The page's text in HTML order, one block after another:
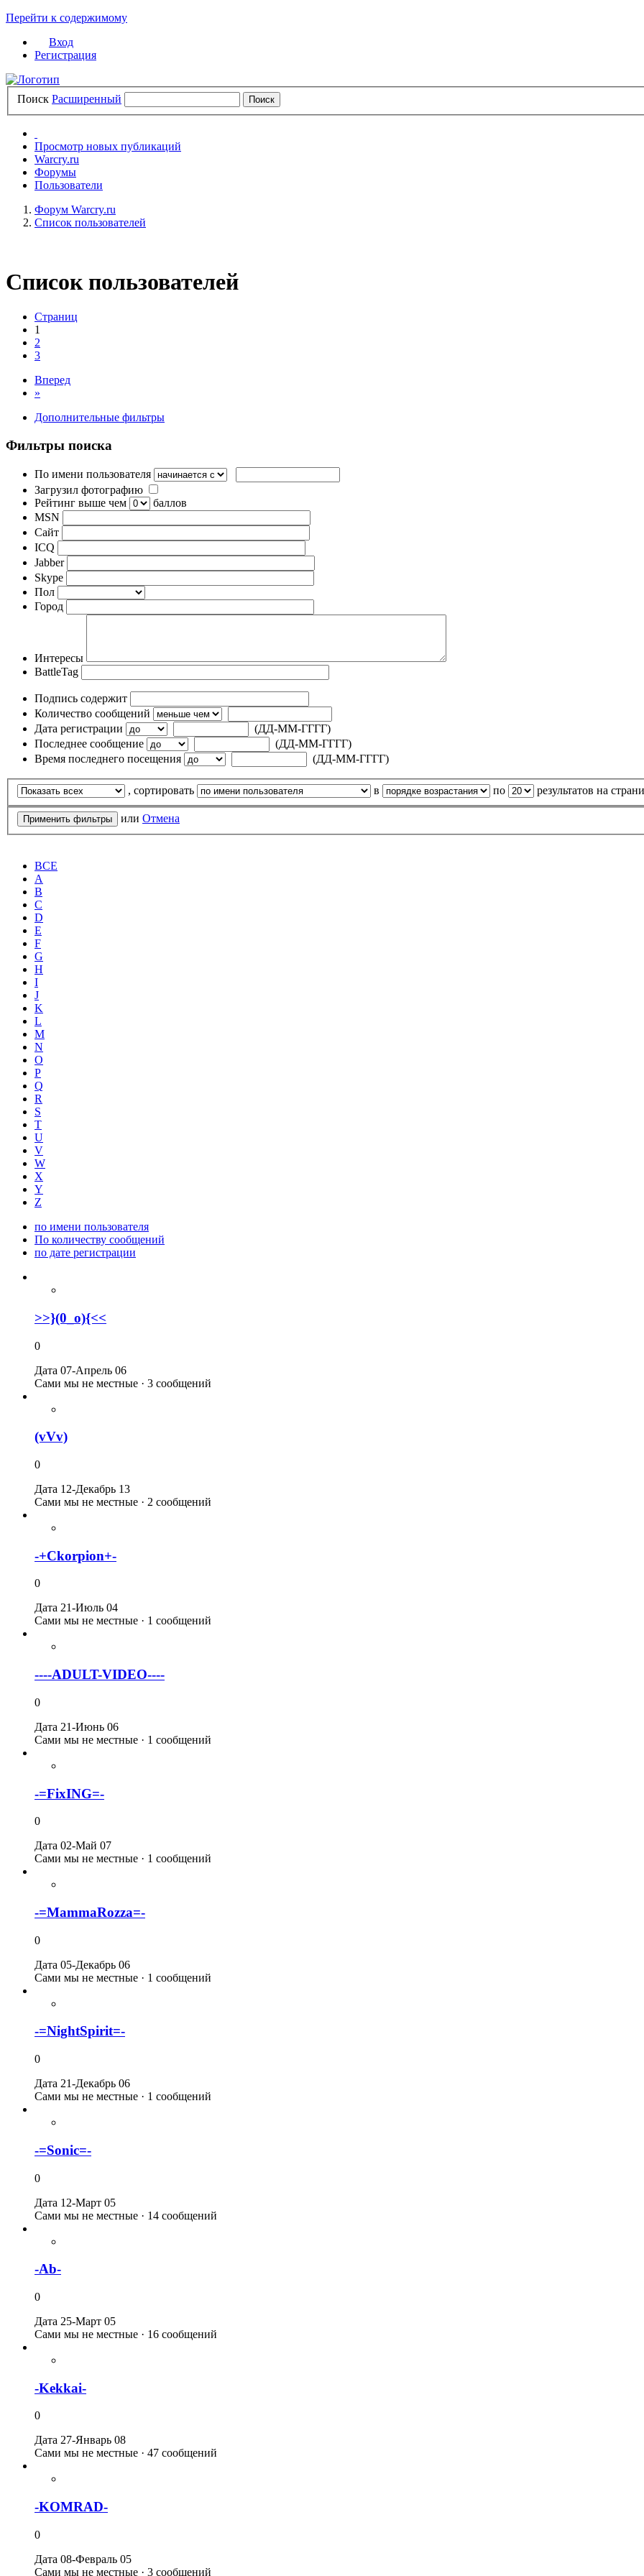
Перейти к содержимому
Вход
Регистрация
Поиск Расширенный
Просмотр новых публикаций
Warcry.ru
Форумы
Пользователи
Форум Warcry.ru
Список пользователей
Список пользователей
Страниц
1
2
3
Вперед
»
Дополнительные фильтры
Фильтры поиска
По имени пользователя
Загрузил фотографию
Рейтинг выше чем
баллов
MSN
Сайт
ICQ
Jabber
Skype
Пол
Город
Интересы
BattleTag
Подпись содержит
Количество сообщений
Дата регистрации
(ДД-ММ-ГГГГ)
Последнее сообщение
(ДД-ММ-ГГГГ)
Время последнего посещения
(ДД-ММ-ГГГГ)
, сортировать в по результатов на
или Отмена
ВСЕ
A
B
C
D
E
F
G
H
I
J
K
L
M
N
O
P
Q
R
S
T
U
V
W
X
Y
Z
по имени пользователя
По количеству сообщений
по дате регистрации
>>}(0_o){<<
0
Дата 07-Апрель 06
Сами мы не местные · 3 сообщений
(vVv)
0
Дата 12-Декабрь 13
Сами мы не местные · 2 сообщений
-+Ckorpion+-
0
Дата 21-Июль 04
Сами мы не местные · 1 сообщений
----ADULT-VIDEO----
0
Дата 21-Июнь 06
Сами мы не местные · 1 сообщений
-=FixING=-
0
Дата 02-Май 07
Сами мы не местные · 1 сообщений
-=MammaRozza=-
0
Дата 05-Декабрь 06
Сами мы не местные · 1 сообщений
-=NightSpirit=-
0
Дата 21-Декабрь 06
Сами мы не местные · 1 сообщений
-=Sonic=-
0
Дата 12-Март 05
Сами мы не местные · 14 сообщений
-Ab-
0
Дата 25-Март 05
Сами мы не местные · 16 сообщений
-Kekkai-
0
Дата 27-Январь 08
Сами мы не местные · 47 сообщений
-KOMRAD-
0
Дата 08-Февраль 05
Сами мы не местные · 3 сообщений